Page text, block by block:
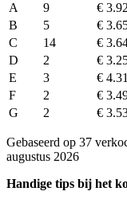
A
9 €
B
5 €
C
14 €
D
2 €
E
3 €
F
2 €
G
2 €
Gebaseerd op 37
augustus 2026
Handige tips bij het